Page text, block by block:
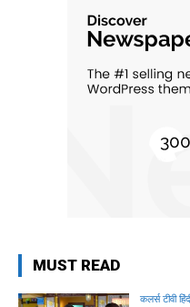
MUST READ
कलर्स टीवी